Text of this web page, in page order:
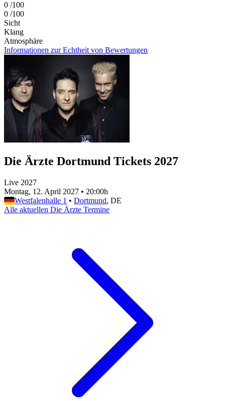
0 /100
0 /100
Sicht
Klang
Atmosphäre
Informationen zur Echtheit von Bewertungen
Die Ärzte Dortmund Tickets 2027
Live 2027
Montag, 12. April 2027 • 20:00h
Westfalenhalle 1 • Dortmund, DE
Alle aktuellen Die Ärzte Termine